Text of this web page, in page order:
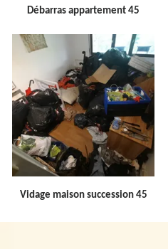
Débarras appartement 45
Vidage maison succession 45